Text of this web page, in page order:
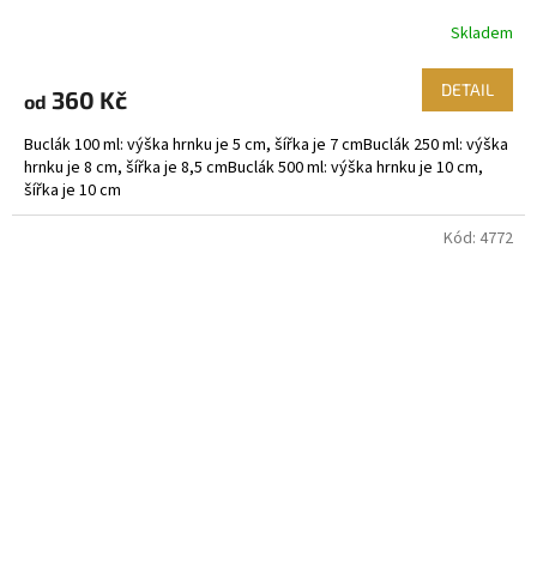
Skladem
od 360 Kč DETAIL
Buclák 100 ml: výška hrnku je 5 cm, šířka je 7 cmBuclák 250 ml: výška
hrnku je 8 cm, šířka je 8,5 cmBuclák 500 ml: výška hrnku je 10 cm,
šířka je 10 cm
Kód: 4772